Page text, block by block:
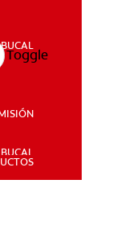
SALUD BUCAL
DE SALUD BUCAL
DE PRODUCTOS
BUCAL
Toggle